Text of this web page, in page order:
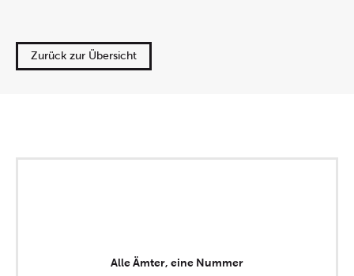
Zurück zur Übersicht
Alle Ämter, eine Nummer